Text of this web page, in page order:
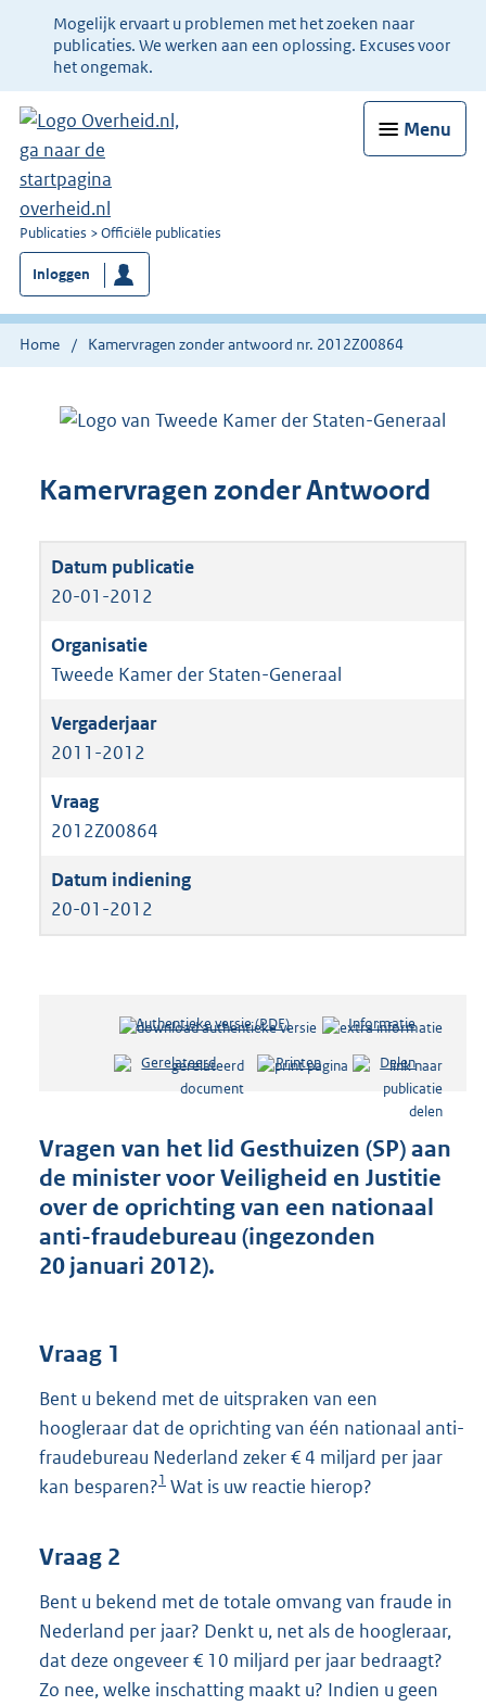
Ter
informatie:
Mogelijk ervaart u problemen met het zoeken naar
publicaties. We werken aan een oplossing. Excuses voor
het ongemak.
Menu
U
bent
nu
hier:
Publicaties Officiële publicaties
Inloggen
Home Kamervragen zonder antwoord nr. 2012Z00864
Kamervragen zonder Antwoord
20-01-2012
Tweede Kamer der Staten-Generaal
2011-2012
2012Z00864
20-01-2012
Authentieke versie (PDF)b
s
n
d
s
g
r
2
K
b
Informatie
Gerelateerd Printen Delen
Vragen van het lid Gesthuizen (SP) aan
de minister voor Veiligheid en Justitie
over de oprichting van een nationaal
anti-fraudebureau (ingezonden
20 januari 2012).
Vraag 1
Bent u bekend met de uitspraken van een
hoogleraar dat de oprichting van één nationaal anti-
fraudebureau Nederland zeker € 4 miljard per jaar
kan besparen?1 Wat is uw reactie hierop?
Vraag 2
Bent u bekend met de totale omvang van fraude in
Nederland per jaar? Denkt u, net als de hoogleraar,
dat deze ongeveer € 10 miljard per jaar bedraagt?
Zo nee, welke inschatting maakt u? Indien u geen